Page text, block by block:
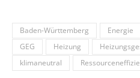
Baden-Württemberg Energie
GEG
Heizung
klimaneutral